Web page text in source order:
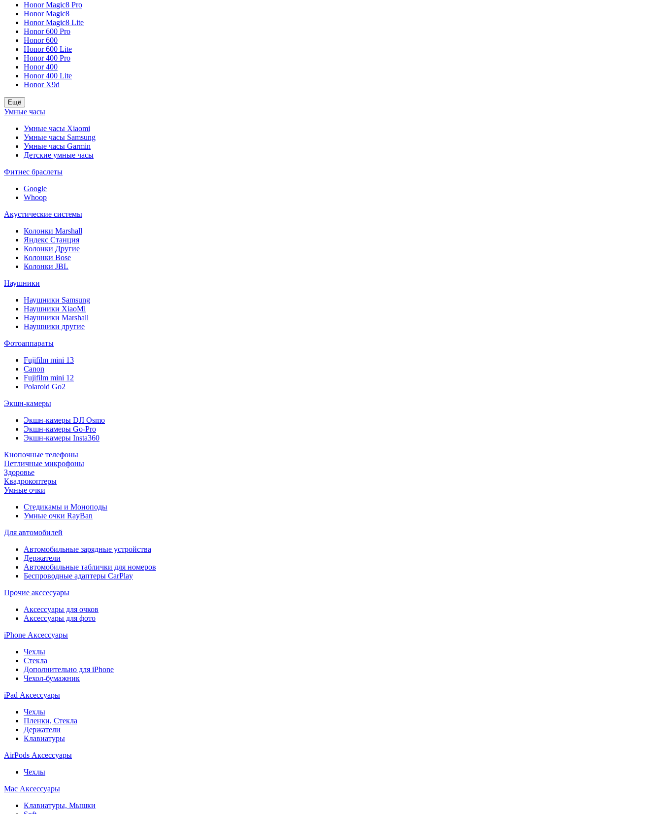
Honor Magic8 Pro
Honor Magic8
Honor Magic8 Lite
Honor 600 Pro
Honor 600
Honor 600 Lite
Honor 400 Pro
Honor 400
Honor 400 Lite
Honor X9d
Ещё
Умные часы
Умные часы Xiaomi
Умные часы Samsung
Умные часы Garmin
Детские умные часы
Фитнес браслеты
Google
Whoop
Акустические системы
Колонки Marshall
Яндекс Станция
Колонки Другие
Колонки Bose
Колонки JBL
Наушники
Наушники Samsung
Наушники XiaoMi
Наушники Marshall
Наушники другие
Фотоаппараты
Fujifilm mini 13
Canon
Fujifilm mini 12
Polaroid Go2
Экшн-камеры
Экшн-камеры DJI Osmo
Экшн-камеры Go-Pro
Экшн-камеры Insta360
Кнопочные телефоны
Петличные микрофоны
Здоровье
Квадрокоптеры
Умные очки
Стедикамы и Моноподы
Умные очки RayBan
Для автомобилей
Автомобильные зарядные устройства
Держатели
Автомобильные таблички для номеров
Беспроводные адаптеры CarPlay
Прочие акссесуары
Аксессуары для очков
Аксессуары для фото
iPhone Аксессуары
Чехлы
Стекла
Дополнительно для iPhone
Чехол-бумажник
iPad Аксессуары
Чехлы
Пленки, Стекла
Держатели
Клавиатуры
AirPods Аксессуары
Чехлы
Mac Аксессуары
Клавиатуры, Мышки